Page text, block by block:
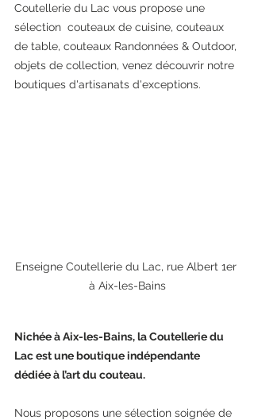
Coutellerie du Lac vous propose une
sélection  couteaux de cuisine, couteaux
de table, couteaux Randonnées & Outdoor,
objets de collection, venez découvrir notre
boutiques d'artisanats d'exceptions.
Enseigne Coutellerie du Lac, rue Albert 1er
à Aix-les-Bains
Nichée à Aix-les-Bains, la Coutellerie du
Lac est une boutique indépendante
dédiée à l’art du couteau.
Nous proposons une sélection soignée de